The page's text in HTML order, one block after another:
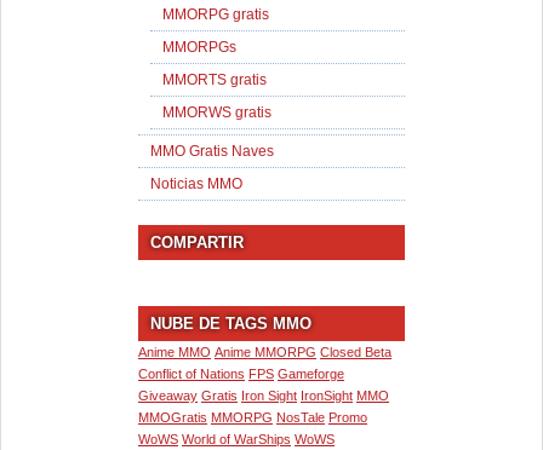
MMORPG gratis
MMORPGs
MMORTS gratis
MMORWS gratis
MMO Gratis Naves
Noticias MMO
COMPARTIR
NUBE DE TAGS MMO
Anime MMO Anime MMORPG Closed Beta
Conflict of Nations FPS Gameforge
Giveaway Gratis Iron Sight IronSight MMO
MMOGratis MMORPG NosTale Promo
WoWS World of WarShips WoWS